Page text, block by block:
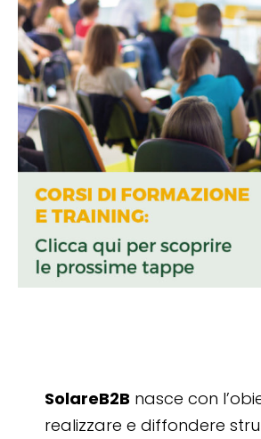
SolareB2B nasce con
realizzare e diffondere